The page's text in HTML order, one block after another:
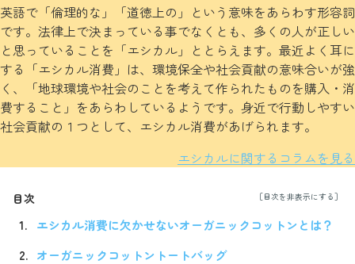
英語で「倫理的な」「道徳上の」という意味をあらわす形容詞
です。法律上で決まっている事でなくとも、多くの人が正しい
と思っていることを「エシカル」ととらえます。最近よく耳に
する「エシカル消費」は、環境保全や社会貢献の意味合いが強
く、「地球環境や社会のことを考えて作られたものを購入・消
費すること」をあらわしているようです。身近で行動しやすい
社会貢献の１つとして、エシカル消費があげられます。
エシカルに関するコラムを見る
目次
エシカル消費に欠かせないオーガニックコットンとは？
オーガニックコットントートバッグ